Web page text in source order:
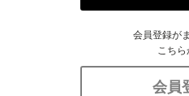
会員登録が
こちら
会員